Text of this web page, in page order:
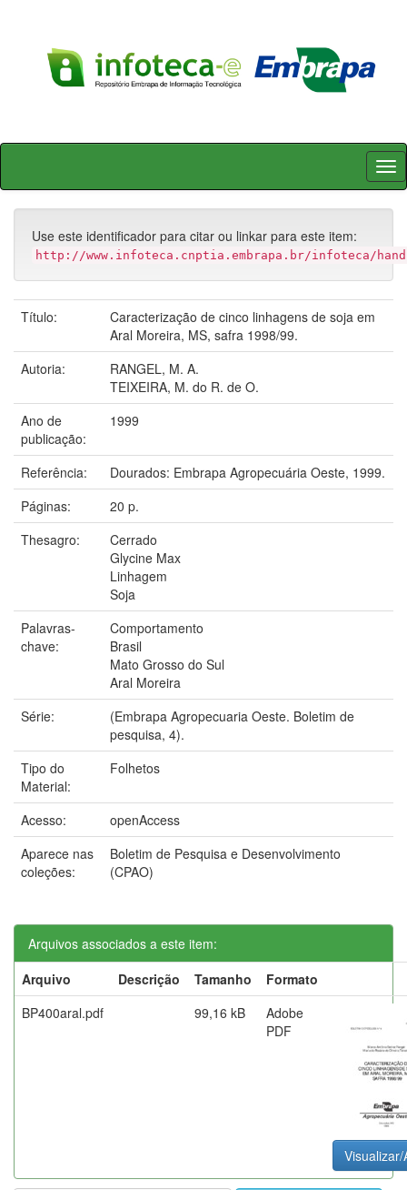
Skip
Use este identificador para citar ou linkar para este item:
http://www.infoteca.cnptia.embrapa.br/infoteca/
Título:
Caracterização de cinco linhagens de soja em
Aral Moreira, MS, safra 1998/99.
Autoria:
RANGEL, M. A.
TEIXEIRA, M. do R. de O.
Ano de
publicação:
1999
Referência:
Dourados: Embrapa Agropecuária Oeste, 1999.
Páginas:
20 p.
Thesagro:
Cerrado
Glycine Max
Linhagem
Soja
Palavras-
chave:
Comportamento
Brasil
Mato Grosso do Sul
Aral Moreira
Série:
(Embrapa Agropecuaria Oeste. Boletim de
pesquisa, 4).
Tipo do
Material:
Folhetos
Acesso:
openAccess
Aparece nas
coleções:
Boletim de Pesquisa e Desenvolvimento
(CPAO)
Arquivos associados a este item:
Arquivo
Descrição Tamanho
Formato
BP400aral.pdf
99,16 kB
Adobe
PDF
Visualizar/